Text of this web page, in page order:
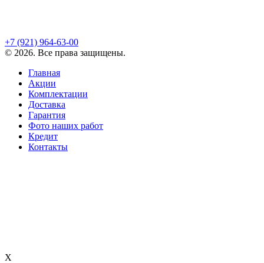
+7 (921) 964-63-00
© 2026. Все права защищены.
Главная
Акции
Комплектации
Доставка
Гарантия
Фото наших работ
Кредит
Контакты
X